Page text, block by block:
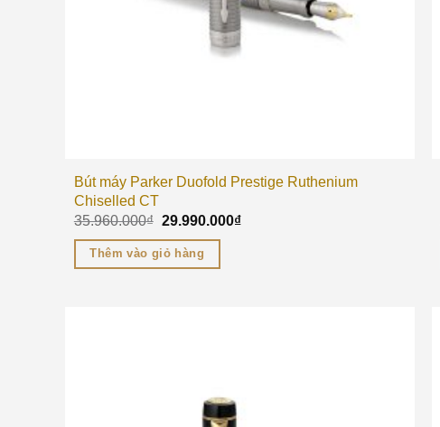
Bút máy Parker Duofold Prestige Ruthenium
Chiselled CT
35.960.000₫ 29.990.000₫
Thêm vào giỏ hàng